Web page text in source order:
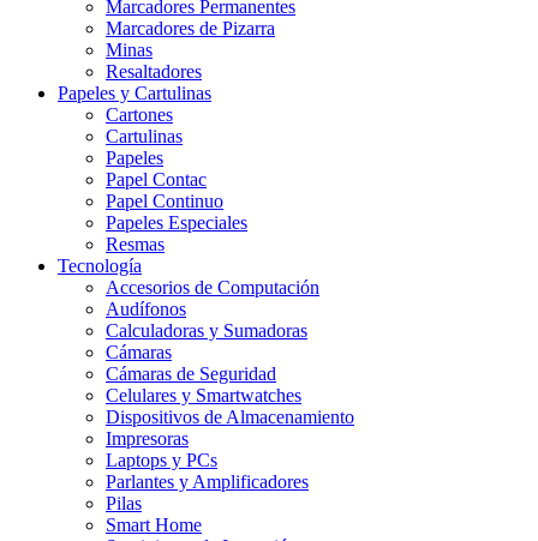
Marcadores Permanentes
Marcadores de Pizarra
Minas
Resaltadores
Papeles y Cartulinas
Cartones
Cartulinas
Papeles
Papel Contac
Papel Continuo
Papeles Especiales
Resmas
Tecnología
Accesorios de Computación
Audífonos
Calculadoras y Sumadoras
Cámaras
Cámaras de Seguridad
Celulares y Smartwatches
Dispositivos de Almacenamiento
Impresoras
Laptops y PCs
Parlantes y Amplificadores
Pilas
Smart Home